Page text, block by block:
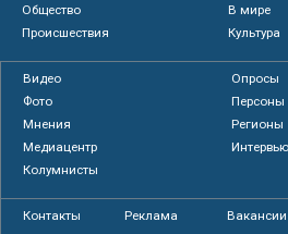
Общество
В мире
Происшествия
Культура
Видео
Опросы
Фото
Персоны
Мнения
Регионы
Медиацентр
Интервью
Колумнисты
Контакты Реклама Вакансии